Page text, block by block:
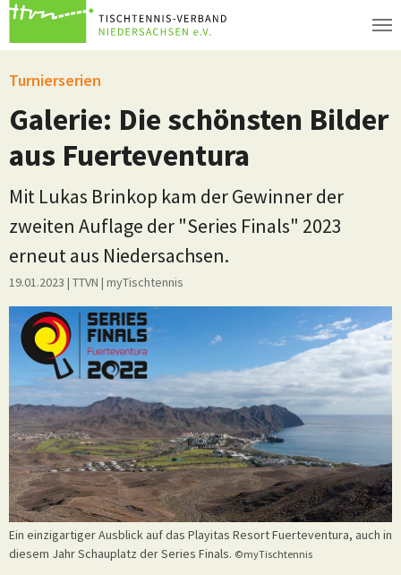
Zum Hauptinhalt springen
Turnierserien
Galerie: Die schönsten Bilder
aus Fuerteventura
Mit Lukas Brinkop kam der Gewinner der
zweiten Auflage der "Series Finals" 2023
erneut aus Niedersachsen.
19.01.2023 | TTVN | myTischtennis
Ein einzigartiger Ausblick auf das Playitas Resort Fuerteventura, auch in
diesem Jahr Schauplatz der Series Finals. ©myTischtennis